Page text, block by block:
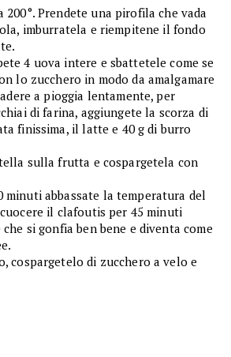
200°. Prendete una pirofila che vada
imburratela e riempitene il fondo
4 uova intere e sbattetele come se
lo zucchero in modo da amalgamare
a pioggia lentamente, per
di farina, aggiungete la scorza di
finissima, il latte e 40 g di burro
sulla frutta e cospargetela con
minuti abbassate la temperatura del
il clafoutis per 45 minuti
si gonfia ben bene e diventa come
cospargetelo di zucchero a velo e